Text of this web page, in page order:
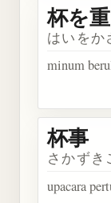
杯を
はいをか
minum
杯事
さかずき
upacara